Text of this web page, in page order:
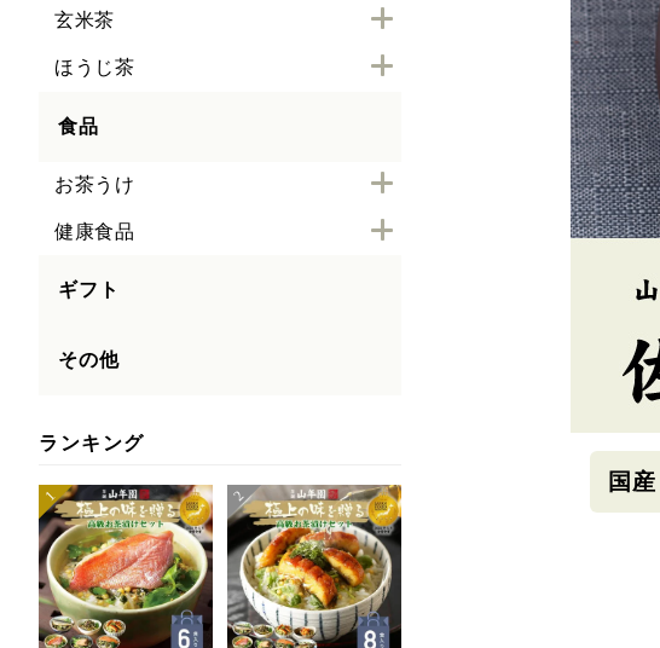
玄米茶
ほうじ茶
食品
お茶うけ
健康食品
ギフト
その他
ランキング
国産